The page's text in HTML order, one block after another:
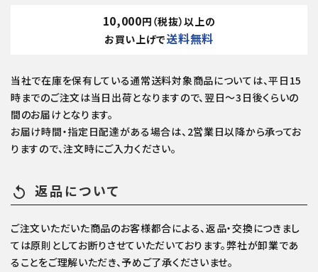
10,000円（税抜）以上の
お買い上げで送料無料
当社で在庫を保有している通常送料対象商品については、平日15
時までのご注文は当日出荷となりますので、翌日～3日後くらいの
間のお届けとなります。
お届け時間・指定日配達がある場合は、2営業日以降から承ってお
りますので、注文時にご入力ください。
replay 返品について
ご注文いただいた商品のお客様都合による、返品・交換につきまし
ては原則としてお断りさせていただいております。弊社が卸業であ
ることをご理解いただき、予めご了承くださいませ。